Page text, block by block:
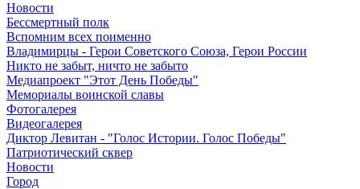
Новости
Бессмертный полк
Вспомним всех поименно
Владимирцы - Герои Советского Союза, Герои России
Никто не забыт, ничто не забыто
Медиапроект "Этот День Победы"
Мемориалы воинской славы
Фотогалерея
Видеогалерея
Диктор Левитан - "Голос Истории. Голос Победы"
Патриотический сквер
Новости
Город